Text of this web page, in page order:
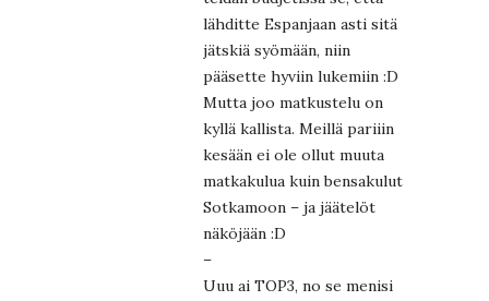
lähditte Espanjaan asti sitä
jätskiä syömään, niin
pääsette hyviin lukemiin :D
Mutta joo matkustelu on
kyllä kallista. Meillä pariiin
kesään ei ole ollut muuta
matkakulua kuin bensakulut
Sotkamoon – ja jäätelöt
näköjään :D
–
Uuu ai TOP3, no se menisi